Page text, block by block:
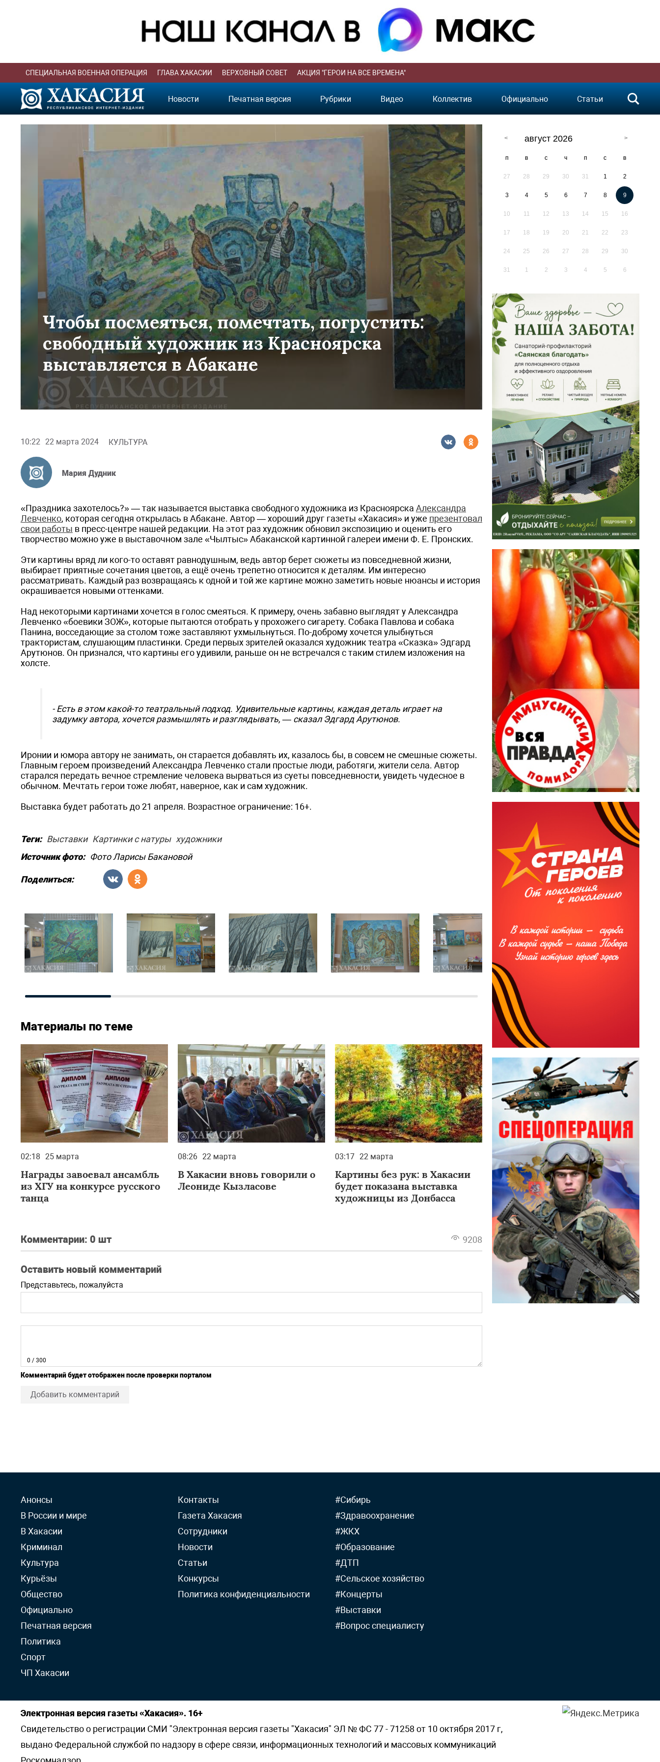
СПЕЦИАЛЬНАЯ ВОЕННАЯ ОПЕРАЦИЯ ГЛАВА ХАКАСИИ ВЕРХОВНЫЙ СОВЕТ АКЦИЯ "ГЕРОИ НА ВСЕ ВРЕМЕНА"
Новости Печатная версия Рубрики Видео Коллектив Официально Статьи
Чтобы посмеяться, помечтать, погрустить:
свободный художник из Красноярска
выставляется в Абакане
10:22 22 марта 2024 КУЛЬТУРА
Мария Дудник
«Праздника захотелось?» — так называется выставка свободного художника из Красноярска Александра
Левченко, которая сегодня открылась в Абакане. Автор — хороший друг газеты «Хакасия» и уже презентовал
свои работы в пресс-центре нашей редакции. На этот раз художник обновил экспозицию и оценить его
творчество можно уже в выставочном зале «Чылтыс» Абаканской картинной галереи имени Ф. Е. Пронских.
Эти картины вряд ли кого-то оставят равнодушным, ведь автор берет сюжеты из повседневной жизни,
выбирает приятные сочетания цветов, а ещё очень трепетно относится к деталям. Им интересно
рассматривать. Каждый раз возвращаясь к одной и той же картине можно заметить новые нюансы и история
окрашивается новыми оттенками.
Над некоторыми картинами хочется в голос смеяться. К примеру, очень забавно выглядят у Александра
Левченко «боевики ЗОЖ», которые пытаются отобрать у прохожего сигарету. Собака Павлова и собака
Панина, восседающие за столом тоже заставляют ухмыльнуться. По-доброму хочется улыбнуться
трактористам, слушающим пластинки. Среди первых зрителей оказался художник театра «Сказка» Эдгард
Арутюнов. Он признался, что картины его удивили, раньше он не встречался с таким стилем изложения на
холсте.
- Есть в этом какой-то театральный подход. Удивительные картины, каждая деталь играет на
задумку автора, хочется размышлять и разглядывать, — сказал Эдгард Арутюнов.
Иронии и юмора автору не занимать, он старается добавлять их, казалось бы, в совсем не смешные сюжеты.
Главным героем произведений Александра Левченко стали простые люди, работяги, жители села. Автор
старался передать вечное стремление человека вырваться из суеты повседневности, увидеть чудесное в
обычном. Мечтать герои тоже любят, наверное, как и сам художник.
Выставка будет работать до 21 апреля. Возрастное ограничение: 16+.
Теги: Выставки Картинки с натуры художники
Источник фото: Фото Ларисы Бакановой
Поделиться:
Материалы по теме
02:18 25 марта
Награды завоевал ансамбль
из ХГУ на конкурсе русского
танца
08:26 22 марта
В Хакасии вновь говорили о
Леониде Кызласове
03:17 22 марта
Картины без рук: в Хакасии
будет показана выставка
художницы из Донбасса
Комментарии: 0 шт 9208
Оставить новый комментарий
Представьтесь, пожалуйста
0 / 300
Комментарий будет отображен после проверки порталом
Добавить комментарий
август 2026
п в с ч п с в
27 28 29 30 31 1 2
3 4 5 6 7 8 9
10 11 12 13 14 15 16
17 18 19 20 21 22 23
24 25 26 27 28 29 30
31 1 2 3 4 5 6
Анонсы
В России и мире
В Хакасии
Криминал
Культура
Курьёзы
Общество
Официально
Печатная версия
Политика
Спорт
ЧП Хакасии
Контакты
Газета Хакасия
Сотрудники
Новости
Статьи
Конкурсы
Политика конфиденциальности
#Сибирь
#Здравоохранение
#ЖКХ
#Образование
#ДТП
#Сельское хозяйство
#Концерты
#Выставки
#Вопрос специалисту
Электронная версия газеты «Хакасия». 16+
Свидетельство о регистрации СМИ "Электронная версия газеты "Хакасия" ЭЛ № ФС 77 - 71258 от 10 октября 2017 г,
выдано Федеральной службой по надзору в сфере связи, информационных технологий и массовых коммуникаций